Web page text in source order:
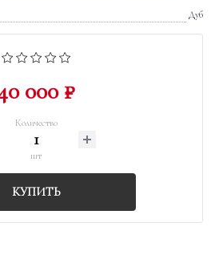
Дуб
000 ₽
Количество
шт
КУПИТЬ